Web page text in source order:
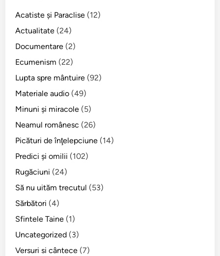
Acatiste şi Paraclise (12)
Actualitate (24)
Documentare (2)
Ecumenism (22)
Lupta spre mântuire (92)
Materiale audio (49)
Minuni şi miracole (5)
Neamul românesc (26)
Picături de înţelepciune (14)
Predici şi omilii (102)
Rugăciuni (24)
Să nu uităm trecutul (53)
Sărbători (4)
Sfintele Taine (1)
Uncategorized (3)
Versuri si cântece (7)